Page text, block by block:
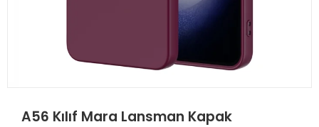
A56 Kılıf Mara Lansman Kapak